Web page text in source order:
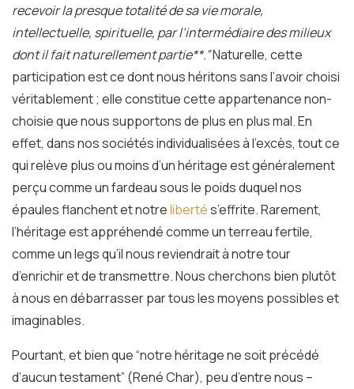
recevoir la presque totalité de sa vie morale,
intellectuelle, spirituelle, par l’intermédiaire des milieux
dont il fait naturellement partie**.”Naturelle, cette
participation est ce dont nous héritons sans l’avoir choisi
véritablement ; elle constitue cette appartenance non-
choisie que nous supportons de plus en plus mal. En
effet, dans nos sociétés individualisées à l’excès, tout ce
qui relève plus ou moins d’un héritage est généralement
perçu comme un fardeau sous le poids duquel nos
épaules flanchent et notrelibertés’effrite. Rarement,
l’héritage est appréhendé comme un terreau fertile,
comme un legs qu’il nous reviendrait à notre tour
d’enrichir et de transmettre. Nous cherchons bien plutôt
à nous en débarrasser par tous les moyens possibles et
imaginables.
Pourtant, et bien que “notre héritage ne soit précédé
d’aucun testament” (René Char), peu d’entre nous –